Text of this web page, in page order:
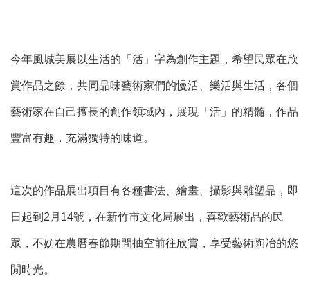
今年風城美展以生活的「活」字為創作主題，希望民眾在欣
賞作品之餘，共同品味藝術家們的慢活、樂活與生活，各個
藝術家在自己擅長的創作領域內，展現「活」的精髓，作品
豐富有趣，充滿獨特的味道。
這次的作品展出項目有各種書法、繪畫、攝影與雕塑品，即
日起到2月14號，在新竹市文化局展出，喜歡藝術品的民
眾，不妨在農曆春節期間抽空前往欣賞，享受藝術陶冶的悠
閒時光。